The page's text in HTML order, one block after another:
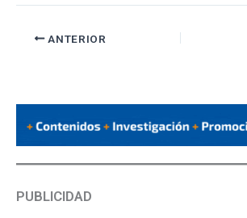
ANTERIOR
PUBLICIDAD